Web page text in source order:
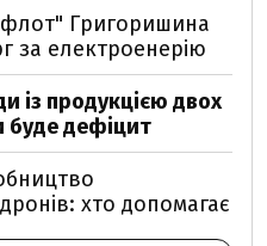
Григоришина
за електроенерію
із продукцією двох
буде дефіцит
хто допомагає